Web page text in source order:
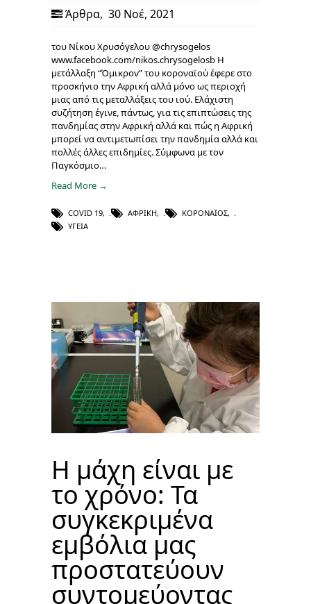
Άρθρα, 30 Νοέ, 2021
του Νίκου Χρυσόγελου @chrysogelos
www.facebook.com/nikos.chrysogelosb Η
μετάλλαξη “Όμικρον” του κοροναϊού έφερε στο
προσκήνιο την Αφρική αλλά μόνο ως περιοχή
μιας από τις μεταλλάξεις του ιού. Ελάχιστη
συζήτηση έγινε, πάντως, για τις επιπτώσεις της
πανδημίας στην Αφρική αλλά και πώς η Αφρική
μπορεί να αντιμετωπίσει την πανδημία αλλά και
πολλές άλλες επιδημίες. Σύμφωνα με τον
Παγκόσμιο…
Read More →
COVID 19, ΑΦΡΙΚΉ, ΚΟΡΟΝΑΪΌΣ,
ΥΓΕΊΑ
Η μάχη είναι με
το χρόνο: Τα
συγκεκριμένα
εμβόλια μας
προστατεύουν
συντομεύοντας